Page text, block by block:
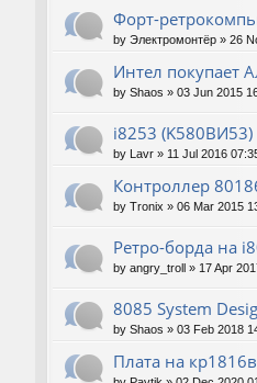
Форт-
by Электромонтёр » 26
Интел покупает
by Shaos » 03 Jun 2015
i8253 (K580ВИ53)
by Lavr » 11 Jul 2016
Контроллер
by Tronix » 06 Mar 2015
Ретро-борда на
by angry_troll » 17 Apr
8085 System
by Shaos » 03 Feb 2018
Плата на